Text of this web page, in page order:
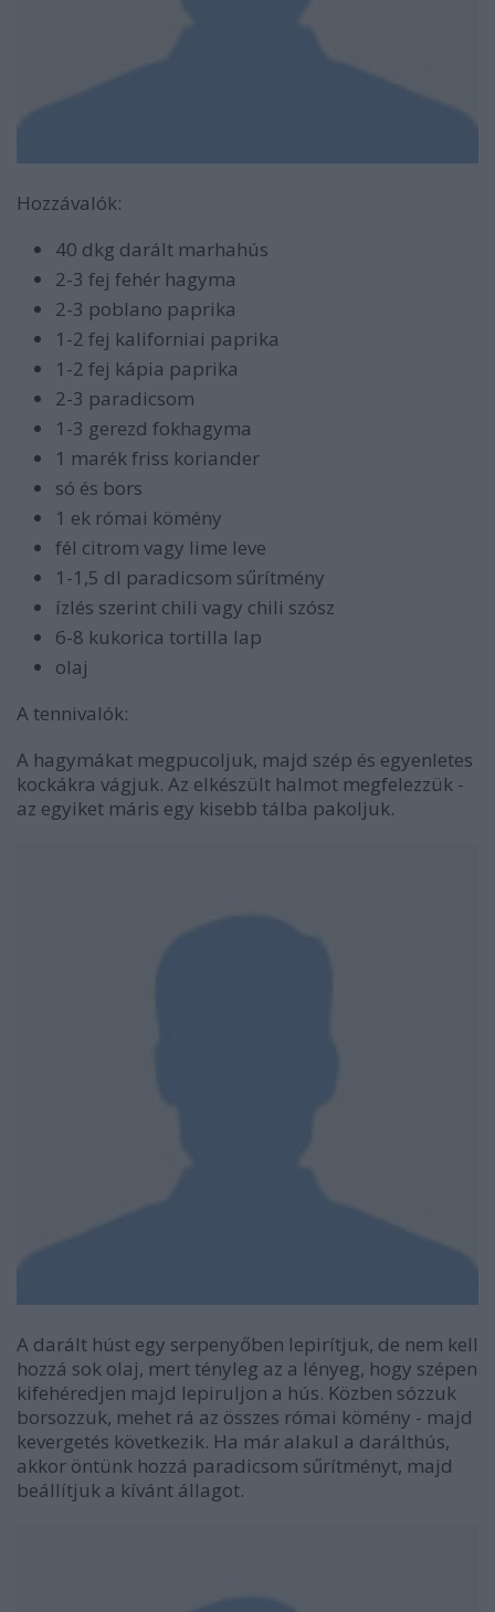
Hozzávalók:
40 dkg darált marhahús
2-3 fej fehér hagyma
2-3 poblano paprika
1-2 fej kaliforniai paprika
1-2 fej kápia paprika
2-3 paradicsom
1-3 gerezd fokhagyma
1 marék friss koriander
só és bors
1 ek római kömény
fél citrom vagy lime leve
1-1,5 dl paradicsom sűrítmény
ízlés szerint chili vagy chili szósz
6-8 kukorica tortilla lap
olaj
A tennivalók:
A hagymákat megpucoljuk, majd szép és egyenletes
kockákra vágjuk. Az elkészült halmot megfelezzük -
az egyiket máris egy kisebb tálba pakoljuk.
A darált húst egy serpenyőben lepirítjuk, de nem kell
hozzá sok olaj, mert tényleg az a lényeg, hogy szépen
kifehéredjen majd lepiruljon a hús. Közben sózzuk
borsozzuk, mehet rá az összes római kömény - majd
kevergetés következik. Ha már alakul a darálthús,
akkor öntünk hozzá paradicsom sűrítményt, majd
beállítjuk a kívánt állagot.